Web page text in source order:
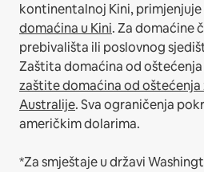
kontinentalnoj Kini, primjenjuje
domaćina u Kini.Za domaćine
prebivališta ili poslovnog
Zaštita domaćina od
zaštite domaćina od oštećenja
Australije. Sva ograničenja
američkim dolarima.
*Za smještaje u državi